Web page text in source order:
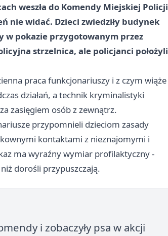
weszła do Komendy Miejskiej Policji
nie widać. Dzieci zwiedziły budynek
w pokazie przygotowanym przez
strzelnica, ale policjanci położyli
praca funkcjonariuszy i z czym wiąże
działań, a technik kryminalistyki
zasięgiem osób z zewnątrz.
przypomnieli dzieciom zasady
kontaktami z nieznajomymi i
ma wyraźny wymiar profilaktyczny -
dorośli przypuszczają.
i zobaczyły psa w akcji